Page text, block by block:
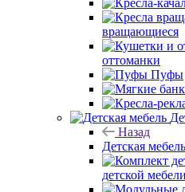
вращающиеся
оттоманки
Пуфы
Назад
Детская мебель
детской мебели